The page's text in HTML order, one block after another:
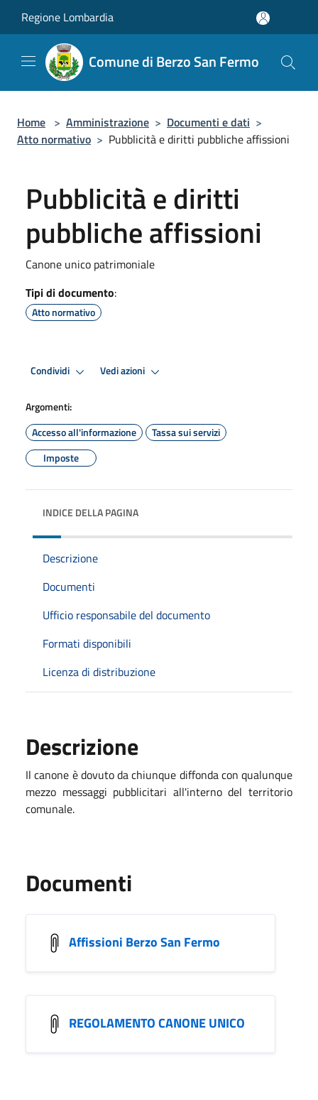
Regione Lombardia
Comune di Berzo San Fermo
Home > Amministrazione > Documenti e dati >
Atto normativo > Pubblicità e diritti pubbliche affissioni
Pubblicità e diritti
pubbliche affissioni
Canone unico patrimoniale
Tipi di documento:
Atto normativo
Condividi Vedi azioni
Argomenti:
Accesso all'informazione
Tassa sui servizi
Imposte
INDICE DELLA PAGINA
Descrizione
Documenti
Ufficio responsabile del documento
Formati disponibili
Licenza di distribuzione
Descrizione
Il canone è dovuto da chiunque diffonda con qualunque
mezzo messaggi pubblicitari all'interno del territorio
comunale.
Documenti
Affissioni Berzo San Fermo
REGOLAMENTO CANONE UNICO